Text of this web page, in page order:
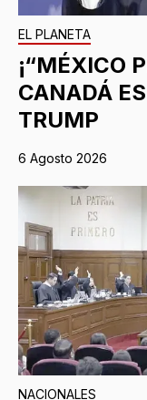
EL PLANETA
¡“MÉXICO
CANADÁ
TRUMP
6 Agosto 2026
NACIONALES